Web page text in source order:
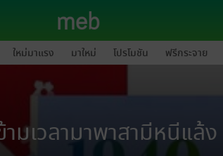
ใหม่มาแรง มาใหม่ โปรโมชัน ฟรีกระจาย
มเวลามาพาสามีหนีแล้ง